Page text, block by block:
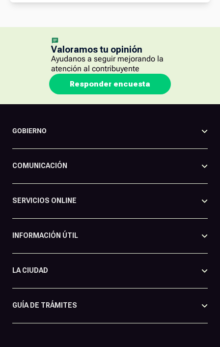
Valoramos tu opinión
Ayudanos a seguir mejorando la
atención al contribuyente
Responder encuesta
GOBIERNO
COMUNICACIÓN
SERVICIOS ONLINE
INFORMACIÓN ÚTIL
LA CIUDAD
GUÍA DE TRÁMITES